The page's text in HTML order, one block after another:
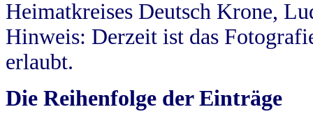
Heimatkreises Deutsch Krone,
Hinweis: Derzeit ist das
erlaubt.
Die Reihenfolge der Einträge